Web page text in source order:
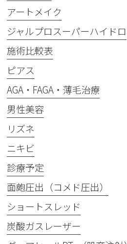
アートメイク
ジャルプロスーパーハイドロ
施術比較表
ピアス
AGA・FAGA・薄毛治療
男性美容
リズネ
ニキビ
診療予定
面皰圧出（コメド圧出）
ショートスレッド
炭酸ガスレーザー